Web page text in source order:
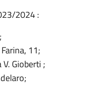
2024 :
11;
Gioberti ;